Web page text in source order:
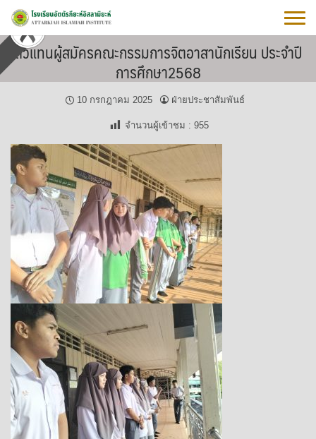
Skip
content
ตัวแทนผู้สมัครคณะกรรมการจิตอาสานักเรียน ประจำปี
การศึกษา2568
10 กรกฎาคม 2025 ฝ่ายประชาสัมพันธ์
จำนวนผู้เข้าชม : 955